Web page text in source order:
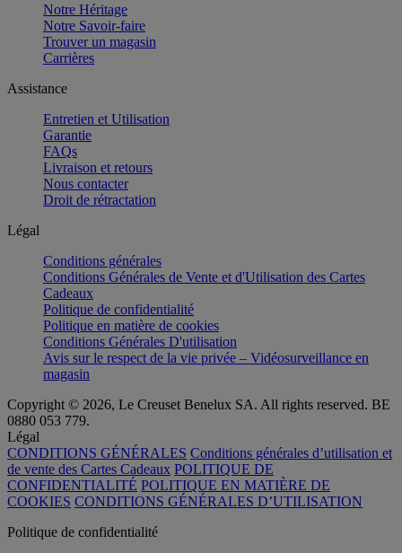
Notre Héritage
Notre Savoir-faire
Trouver un magasin
Carrières
Assistance
Entretien et Utilisation
Garantie
FAQs
Livraison et retours
Nous contacter
Droit de rétractation
Légal
Conditions générales
Conditions Générales de Vente et d'Utilisation des Cartes
Cadeaux
Politique de confidentialité
Politique en matière de cookies
Conditions Générales D'utilisation
Avis sur le respect de la vie privée – Vidéosurveillance en
magasin
Copyright © 2026, Le Creuset Benelux SA. All rights reserved. BE
0880 053 779.
Légal
CONDITIONS GÉNÉRALES Conditions générales d’utilisation et
de vente des Cartes Cadeaux POLITIQUE DE
CONFIDENTIALITÉ POLITIQUE EN MATIÈRE DE
COOKIES CONDITIONS GÉNÉRALES D’UTILISATION
Politique de confidentialité